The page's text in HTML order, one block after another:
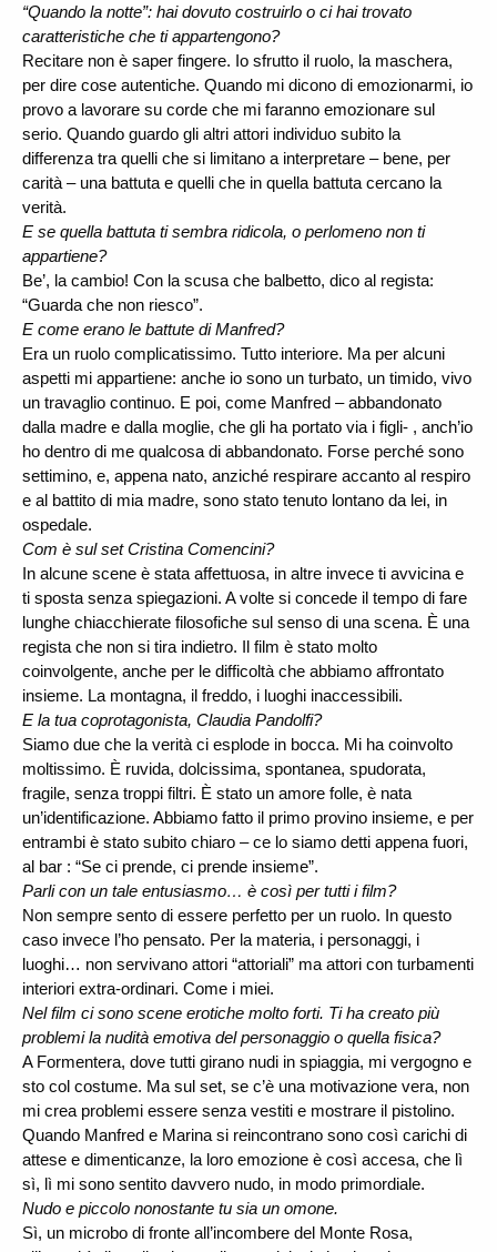
“Quando la notte”: hai dovuto costruirlo o ci hai trovato
caratteristiche che ti appartengono?
Recitare non è saper fingere. Io sfrutto il ruolo, la maschera,
per dire cose autentiche. Quando mi dicono di emozionarmi, io
provo a lavorare su corde che mi faranno emozionare sul
serio. Quando guardo gli altri attori individuo subito la
differenza tra quelli che si limitano a interpretare – bene, per
carità – una battuta e quelli che in quella battuta cercano la
verità.
E se quella battuta ti sembra ridicola, o perlomeno non ti
appartiene?
Be’, la cambio! Con la scusa che balbetto, dico al regista:
“Guarda che non riesco”.
E come erano le battute di Manfred?
Era un ruolo complicatissimo. Tutto interiore. Ma per alcuni
aspetti mi appartiene: anche io sono un turbato, un timido, vivo
un travaglio continuo. E poi, come Manfred – abbandonato
dalla madre e dalla moglie, che gli ha portato via i figli- , anch’io
ho dentro di me qualcosa di abbandonato. Forse perché sono
settimino, e, appena nato, anziché respirare accanto al respiro
e al battito di mia madre, sono stato tenuto lontano da lei, in
ospedale.
Com è sul set Cristina Comencini?
In alcune scene è stata affettuosa, in altre invece ti avvicina e
ti sposta senza spiegazioni. A volte si concede il tempo di fare
lunghe chiacchierate filosofiche sul senso di una scena. È una
regista che non si tira indietro. Il film è stato molto
coinvolgente, anche per le difficoltà che abbiamo affrontato
insieme. La montagna, il freddo, i luoghi inaccessibili.
E la tua coprotagonista, Claudia Pandolfi?
Siamo due che la verità ci esplode in bocca. Mi ha coinvolto
moltissimo. È ruvida, dolcissima, spontanea, spudorata,
fragile, senza troppi filtri. È stato un amore folle, è nata
un’identificazione. Abbiamo fatto il primo provino insieme, e per
entrambi è stato subito chiaro – ce lo siamo detti appena fuori,
al bar : “Se ci prende, ci prende insieme”.
Parli con un tale entusiasmo… è così per tutti i film?
Non sempre sento di essere perfetto per un ruolo. In questo
caso invece l’ho pensato. Per la materia, i personaggi, i
luoghi… non servivano attori “attoriali” ma attori con turbamenti
interiori extra-ordinari. Come i miei.
Nel film ci sono scene erotiche molto forti. Ti ha creato più
problemi la nudità emotiva del personaggio o quella fisica?
A Formentera, dove tutti girano nudi in spiaggia, mi vergogno e
sto col costume. Ma sul set, se c’è una motivazione vera, non
mi crea problemi essere senza vestiti e mostrare il pistolino.
Quando Manfred e Marina si reincontrano sono così carichi di
attese e dimenticanze, la loro emozione è così accesa, che lì
sì, lì mi sono sentito davvero nudo, in modo primordiale.
Nudo e piccolo nonostante tu sia un omone.
Sì, un microbo di fronte all’incombere del Monte Rosa,